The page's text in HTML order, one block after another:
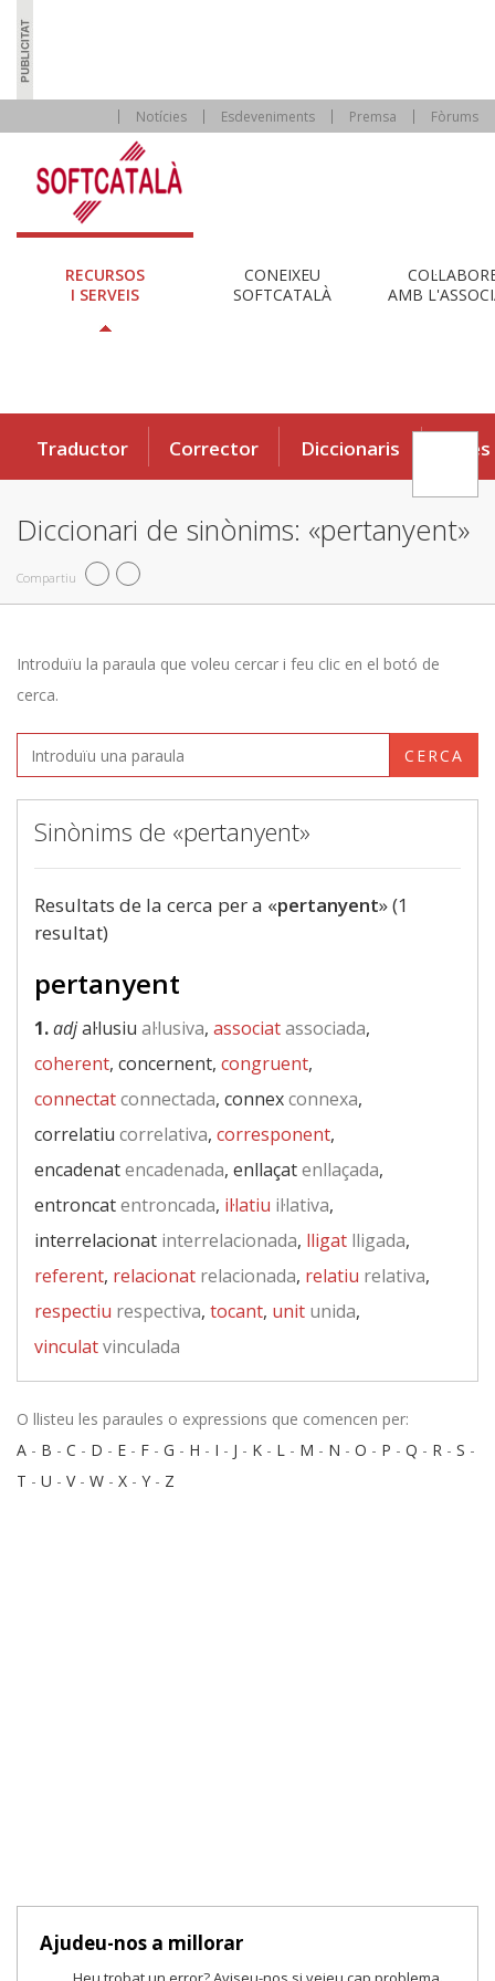
Notícies Esdeveniments Premsa Fòrums
RECURSOS
I SERVEIS
CONEIXEU
SOFTCATALÀ
AMB
Traductor Corrector Diccionaris Eines
Diccionari de sinònims: «pertanyent»
Compartiu
Introduïu la paraula que voleu cercar i feu clic en el botó de
cerca.
CERCA
Sinònims de «pertanyent»
Resultats de la cerca per a «pertanyent» (1
resultat)
pertanyent
1.adjal·lusiu al·lusiva, associatassociada,
coherent, concernent, congruent,
connectatconnectada, connexconnexa,
correlatiu correlativa, corresponent,
encadenatencadenada, enllaçatenllaçada,
entroncatentroncada, il·latiu il·lativa,
interrelacionat interrelacionada, lligat lligada,
referent, relacionat relacionada, relatiu relativa,
respectiu respectiva, tocant, unit unida,
vinculatvinculada
O llisteu les paraules o expressions que comencen per:
A - B - C - D - E - F - G - H - I - J - K - L - M - N - O - P - Q - R - S -
T - U - V- W - X - Y - Z
Ajudeu-nos a millorar